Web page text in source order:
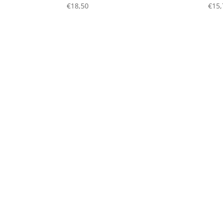
€18,50 €